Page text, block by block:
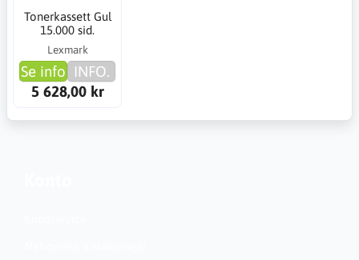
Tonerkassett Gul
15.000 sid.
Lexmark
Se info INFO.
5 628,00 kr